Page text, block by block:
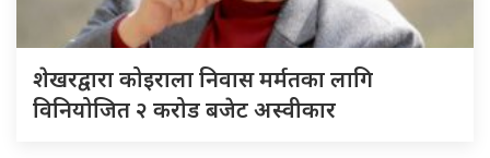
शेखरद्वारा कोइराला निवास मर्मतका लागि
विनियोजित २ करोड बजेट अस्वीकार